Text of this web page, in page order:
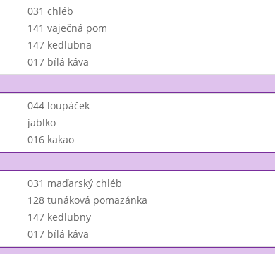
031 chléb
141 vaječná pom
147 kedlubna
017 bílá káva
044 loupáček
jablko
016 kakao
031 maďarský chléb
128 tunáková pomazánka
147 kedlubny
017 bílá káva